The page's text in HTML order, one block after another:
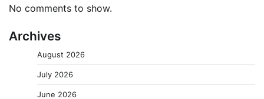
No comments to show.
Archives
August 2026
July 2026
June 2026